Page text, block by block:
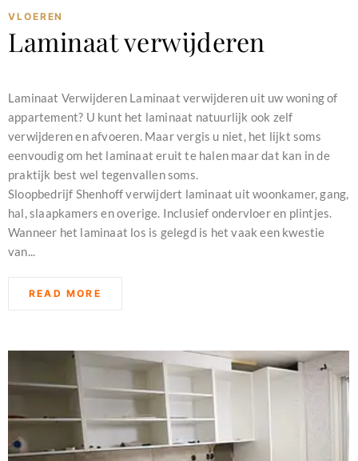
VLOEREN
Laminaat verwijderen
Laminaat Verwijderen Laminaat verwijderen uit uw woning of
appartement? U kunt het laminaat natuurlijk ook zelf
verwijderen en afvoeren. Maar vergis u niet, het lijkt soms
eenvoudig om het laminaat eruit te halen maar dat kan in de
praktijk best wel tegenvallen soms.
Sloopbedrijf Shenhoff verwijdert laminaat uit woonkamer, gang,
hal, slaapkamers en overige. Inclusief ondervloer en plintjes.
Wanneer het laminaat los is gelegd is het vaak een kwestie
van...
READ MORE